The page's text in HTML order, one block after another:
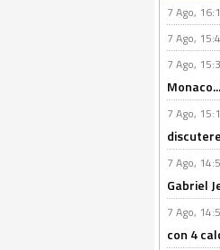
7 Ago,
7 Ago,
7 Ago,
7 Ago,
discutere
7 Ago,
Gabriel
7 Ago,
con 4